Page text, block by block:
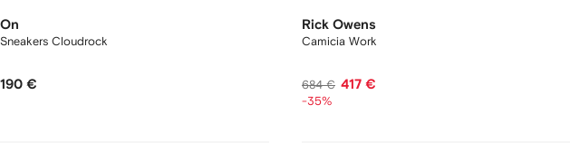
On
Sneakers Cloudrock
190 €
Rick Owens
Camicia Work
684 € 417 €
-35%